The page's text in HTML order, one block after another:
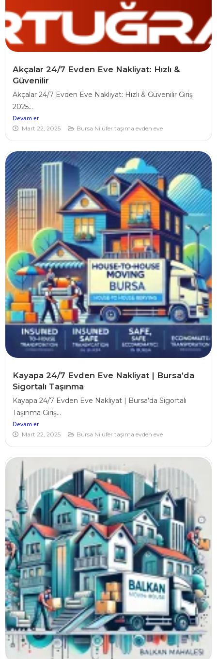
Akçalar 24/7 Evden Eve Nakliyat: Hızlı &
Güvenilir
Akçalar 24/7 Evden Eve Nakliyat: Hızlı & Güvenilir Giriş
2025...
Devam et
Mart 22, 2025 Bursa Nilüfer taşıma evden eve
Kayapa 24/7 Evden Eve Nakliyat | Bursa’da
Sigortalı Taşınma
Kayapa 24/7 Evden Eve Nakliyat | Bursa’da Sigortalı
Taşınma Giriş...
Devam et
Mart 22, 2025 Bursa Nilüfer taşıma evden eve